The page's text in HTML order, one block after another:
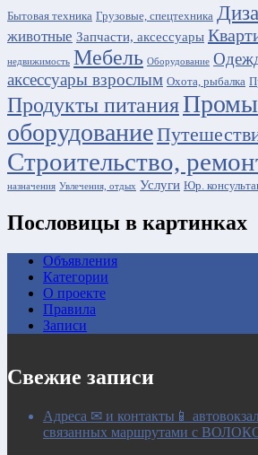
Бытовая техника Грузовые, спецтехника
животные Запчасти, аксессуары
недвижимость Мебель Оборудование
аксессуары взрослым Охота, рыбалка
Продукты питания
оборудование
Строительство,
назначения Увлечения, отдых Услуги Юр.
Пословицы в картинках
Объявления
Категории
О проекте
Правила
Записи
Свежие записи
Адреса ✉ и контакты📱
связанных маршрутами с